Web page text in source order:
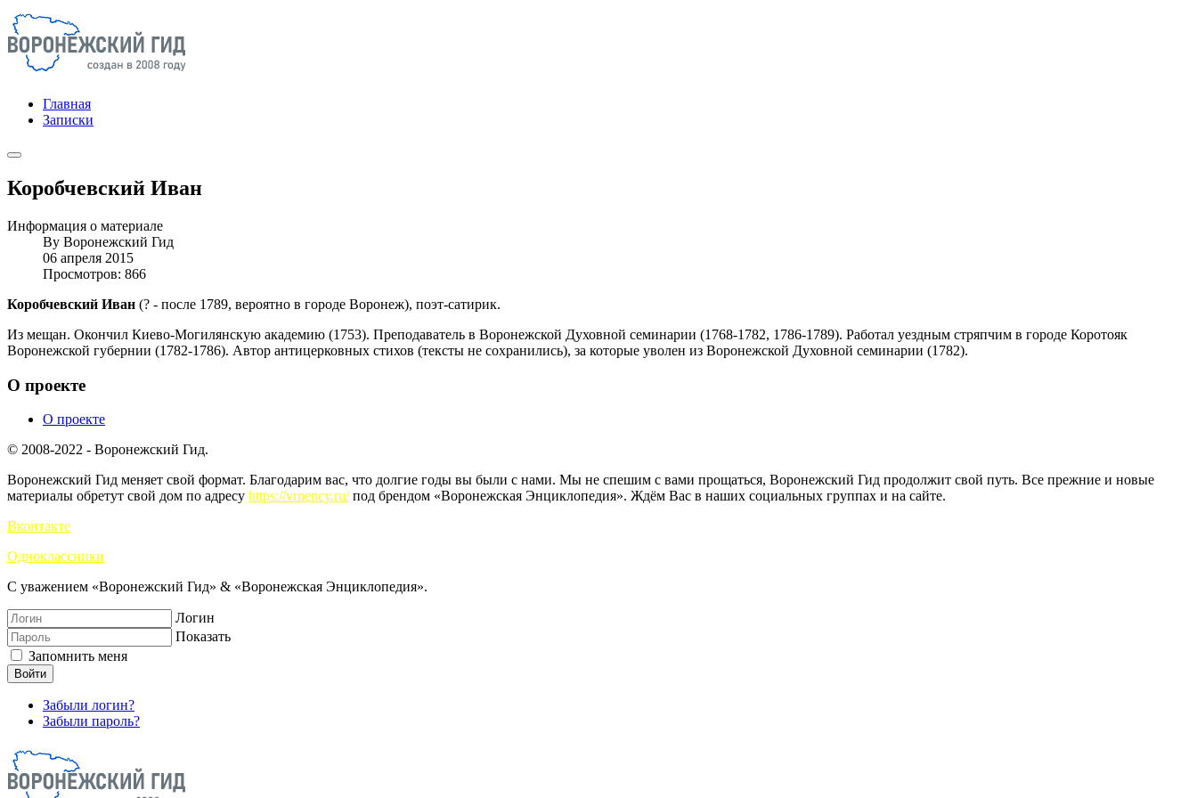
Главная
Записки
Коробчевский Иван
Информация о материале
By Воронежский Гид
06 апреля 2015
Просмотров: 866
Коробчевский Иван (? - после 1789, вероятно в городе Воронеж), поэт-сатирик.
Из мещан. Окончил Киево-Могилянскую академию (1753). Преподаватель в Воронежской Духовной семинарии (1768-1782, 1786-1789). Работал уездным стряпчим в городе Коротояк
Воронежской губернии (1782-1786). Автор антицерковных стихов (тексты не сохранились), за которые уволен из Воронежской Духовной семинарии (1782).
О проекте
О проекте
© 2008-2022 - Воронежский Гид.
Воронежский Гид меняет свой формат. Благодарим вас, что долгие годы вы были с нами. Мы не спешим с вами прощаться, Воронежский Гид продолжит свой путь. Все прежние и новые
материалы обретут свой дом по адресу https://vrnency.ru/под брендом «Воронежская Энциклопедия». Ждём Вас в наших социальных группах и на сайте.
Вконтакте
Одноклассники
С уважением «Воронежский Гид» & «Воронежская Энциклопедия».
Логин
Показать
Запомнить меня
Войти
Забыли логин?
Забыли пароль?